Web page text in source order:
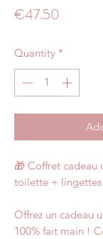
€47.50
Quantity *
🎁 Coffret cadeau
toilette +
Offrez un cadeau
100% fait main !